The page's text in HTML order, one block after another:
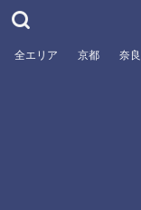
全エリア 京都 奈良